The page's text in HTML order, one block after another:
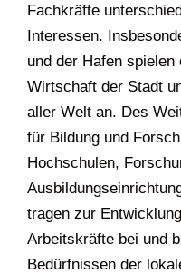
Fachkräfte
Interessen.
und der Hafen
Wirtschaft der Stadt
aller Welt an. Des
für Bildung und
Hochschulen,
tragen zur
Arbeitskräfte bei und
Bedürfnissen der